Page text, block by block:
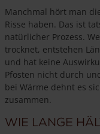
Manchmal hört man
Risse haben. Das ist
natürlicher Prozess.
trocknet, entstehen
und hat keine
Pfosten nicht durch
bei Wärme dehnt es
zusammen.
Wie lange